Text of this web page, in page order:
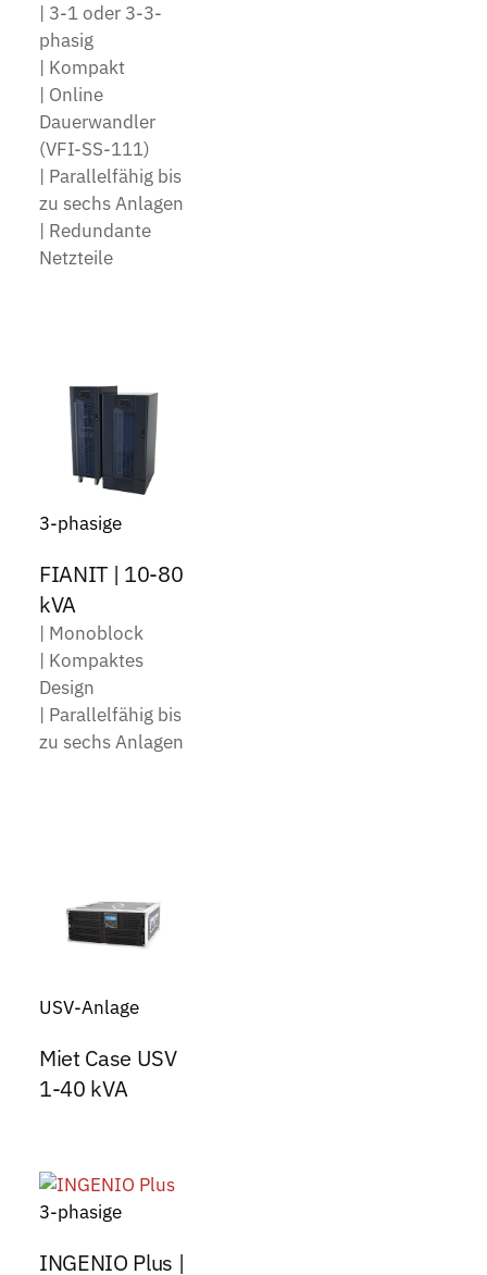
| 3-1 oder 3-3-
phasig
| Kompakt
| Online
Dauerwandler
(VFI-SS-111)
| Parallelfähig bis
zu sechs Anlagen
| Redundante
Netzteile
3-phasige
FIANIT | 10-80
kVA
| Monoblock
| Kompaktes
Design
| Parallelfähig bis
zu sechs Anlagen
USV-Anlage
Miet Case USV
1-40 kVA
3-phasige
INGENIO Plus |